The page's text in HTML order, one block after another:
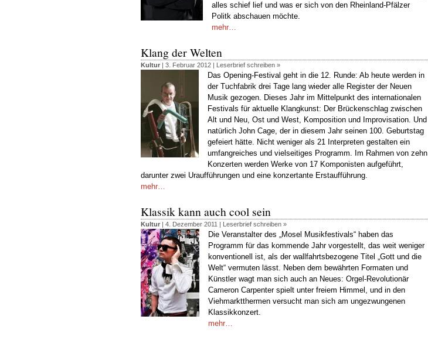
alles schief lief und was er sich von den Rheinland-Pfälzer
Politk abschauen möchte.
mehr…
Klang der Welten
Kultur | 3. Februar 2012 | Leserbrief schreiben »
Das Opening-Festival geht in die 12. Runde: Ab heute werden in
der Tuchfabrik drei Tage lang wieder alle Register der Neuen
Musik gezogen. Dieses Jahr im Mittelpunkt des internationalen
Festivals für aktuelle Klangkunst: Der Brückenschlag zwischen
Alt und Neu, Ost und West, Komposition und Improvisation. Und
natürlich John Cage, der in diesem Jahr seinen 100. Geburtstag
gefeiert hätte. Nicht weniger als 21 Interpreten gestalten ein
umfangreiches und vielseitiges Programm. Im Rahmen von zehn
Konzerten werden Werke von 17 Komponisten aufgeführt,
darunter zwei Uraufführungen und eine konzertante Erstaufführung.
mehr…
Klassik kann auch cool sein
Kultur | 4. Dezember 2011 | Leserbrief schreiben »
Die Veranstalter des „Mosel Musikfestivals“ haben das
Programm für das kommende Jahr vorgestellt, das weit weniger
konventionell ist, als der wallfahrtsbezogene Titel „Gott und die
Welt“ vermuten lässt. Neben dem bewährten Formaten und
Künstler wagt man sich auch an Neues: Orgel-Revolutionär
Cameron Carpenter spielt unter freiem Himmel, und in den
Viehmarktthermen versucht man sich am ungezwungenen
Klassikkonzert.
mehr…